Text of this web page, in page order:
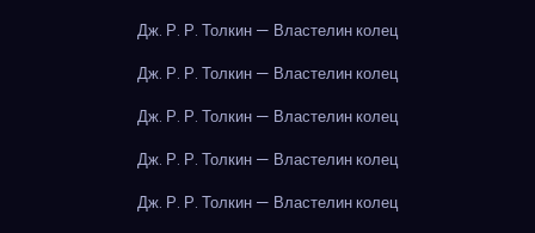
Дж. Р. Р. Толкин — Властелин колец
Дж. Р. Р. Толкин — Властелин колец
Дж. Р. Р. Толкин — Властелин колец
Дж. Р. Р. Толкин — Властелин колец
Дж. Р. Р. Толкин — Властелин колец